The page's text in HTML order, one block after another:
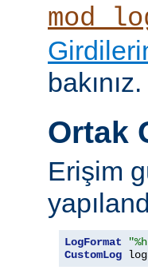
bakınız.
Ortak
Erişim
LogFormat
CustomLog